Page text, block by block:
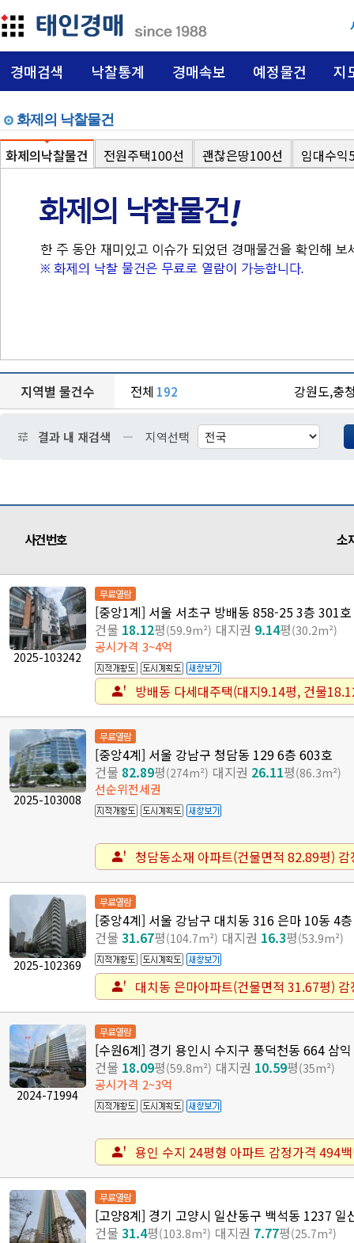
경매검색 낙찰통계 경매속보 예정물건 지
화제의 낙찰물건
화제의낙찰물건 전원주택100선 괜찮은땅100선 임대수익
지역별 물건수 전체 192 강원도,충
tune 결과 내 재검색 check_indeterminate_small 지역선택
사건번호 소
2025-103242
무료열람
[중앙1계] 서울 서초구 방배동 858-25 3층 301호
건물 18.12평(59.9m²) 대지권 9.14평(30.2m²)
공시가격 3~4억
방배동 다세대주택(대지9.14평, 건물
2025-103008
무료열람
[중앙4계] 서울 강남구 청담동 129 6층 603호
건물 82.89평(274m²) 대지권 26.11평(86.3m²)
선순위전세권
청담동소재 아파트(건물면적 82.89평)
2025-102369
무료열람
[중앙4계] 서울 강남구 대치동 316 은마 10동 4
건물 31.67평(104.7m²) 대지권 16.3평(53.9m²)
대치동 은마아파트(건물면적 31.67평)
2024-71994
무료열람
[수원6계] 경기 용인시 수지구 풍덕천동 664 삼
건물 18.09평(59.8m²) 대지권 10.59평(35m²)
공시가격 2~3억
용인 수지 24평형 아파트 감정가격 494
무료열람
[고양8계] 경기 고양시 일산동구 백석동 1237
건물 31.4평(103.8m²) 대지권 7.77평(25.7m²)